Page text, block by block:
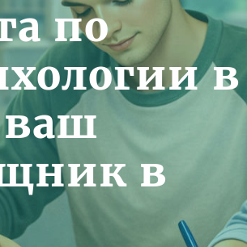
по
в
ваш
в